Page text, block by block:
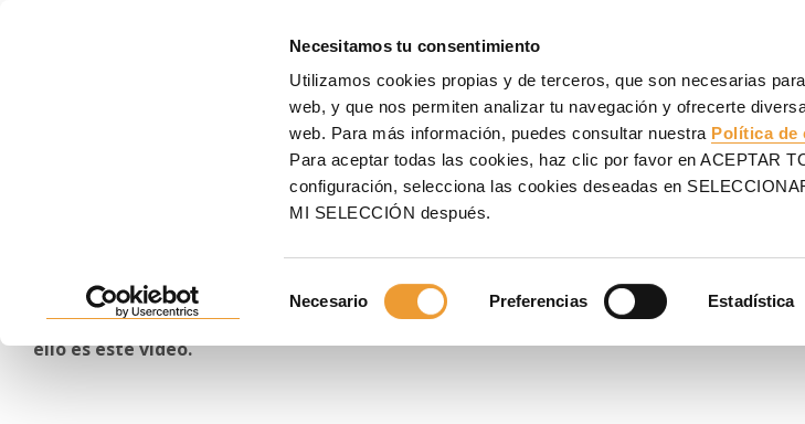
Necesitamos tu consentimiento
Utilizamos cookies propias y de terceros, que son necesarias
web, y que nos permiten analizar tu navegación y ofrecerte
web. Para más información, puedes consultar nuestra Política de
Para aceptar todas las cookies, haz clic por favor en ACEPTAR
configuración, selecciona las cookies deseadas en
MI SELECCIÓN después.
de
Necesario Preferencias Estadística
ENCOFRADOS
Edificaciones culturales y religiosas Museo de Arte Moderno de Varsovia, Varsovia, Polonia
Museo de Arte Moderno de Varsovia,
Polonia - 2022
El andamio BRIO se ha adaptado perfectamente a la geometría y a las
necesidades del proyecto del Museo de Arte Moderno de Varsovia. Muestra de
ello es este vídeo.